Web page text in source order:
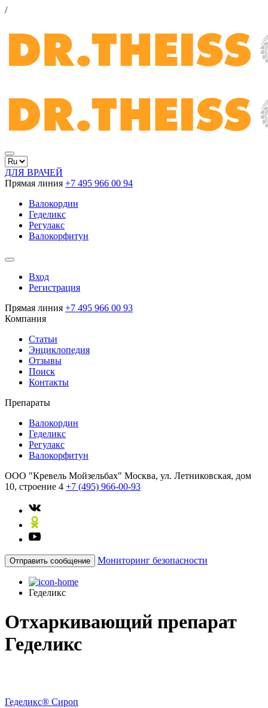
/
ДЛЯ ВРАЧЕЙ
Прямая линия +7 495 966 00 94
Валокордин
Геделикс
Регулакс
Валокорфитун
Вход
Регистрация
Прямая линия +7 495 966 00 93
Компания
Статьи
Энциклопедия
Отзывы
Поиск
Контакты
Препараты
Валокордин
Геделикс
Регулакс
Валокорфитун
ООО "Кревель Мойзельбах" Москва, ул. Летниковская, дом
10, строение 4 +7 (495) 966-00-93
Отправить сообщение Мониторинг безопасности
Геделикс
Отхаркивающий препарат
Геделикс
Геделикс® Сироп